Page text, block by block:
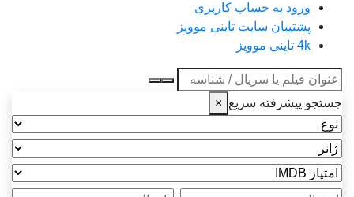
ورود به حساب کاربری
پشتیبان سایت تاینی موویز
4k تاینی موویز
عنوان جستجو
جستجو پیشرفته سریع ×
نوع
ژانر
امتیاز IMDB